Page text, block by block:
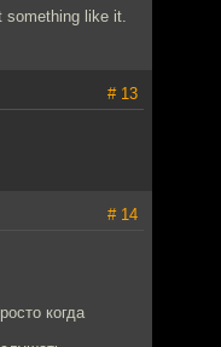
something like it.
# 13
# 14
когда